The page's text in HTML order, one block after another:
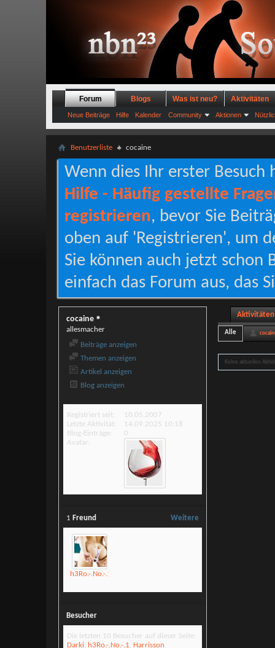
Forum
Neue Beiträge Hilfe Kalender Community Aktionen
Blogs Was ist neu? Aktivitäten
Benutzerliste cocaine
Wenn dies Ihr erster Besuch
Hilfe - Häufig gestellte
registrieren, bevor Sie
oben auf 'Registrieren', um
Sie können auch jetzt schon
einfach das Forum aus, das
cocaine
allesmacher
Beiträge anzeigen
Themen anzeigen
Artikel anzeigen
Blog anzeigen
Registriert seit
10.05.2007
Letzte Aktivität
14.09.2025 10:18
Blog-Einträge
0
Avatar
Weitere
1 Freund
h3Ro.-.No.-.1
Besucher
Die letzten 10 Besucher auf dieser Seite:
Darki
h3Ro.-.No.-.1 Harrisson
Aktivitäten
Alle
Keine aktuellen